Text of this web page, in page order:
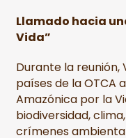
Llamado hacia
Vida”
Durante la reunión,
países de la OTCA
Amazónica por la
biodiversidad,
crímenes